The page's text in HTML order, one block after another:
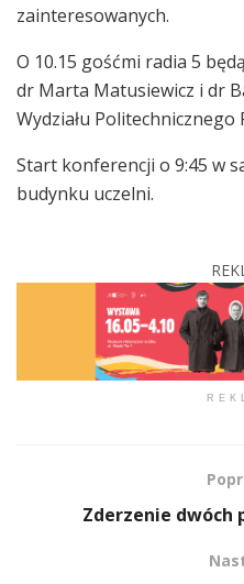
zainteresowanych.
O 10.15 gośćmi radia 5
dr Marta Matusiewicz i dr
Wydziału Politechnicznego
Start konferencji o 9:45 w
budynku uczelni.
Zderzenie dwóch